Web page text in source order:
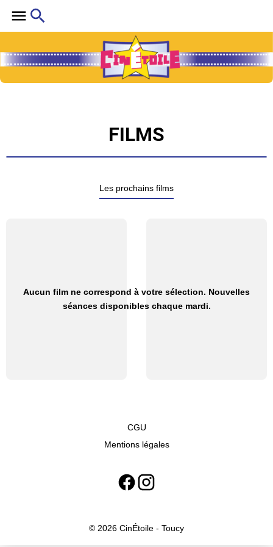
FILMS
Les prochains films
Aucun film ne correspond à votre sélection. Nouvelles
séances disponibles chaque mardi.
CGU
Mentions légales
© 2026 CinÉtoile - Toucy